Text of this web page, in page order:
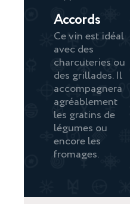
Accords
Ce vin est idéal
avec des
charcuteries ou
des grillades. Il
accompagnera
agréablement
les gratins de
légumes ou
encore les
fromages.